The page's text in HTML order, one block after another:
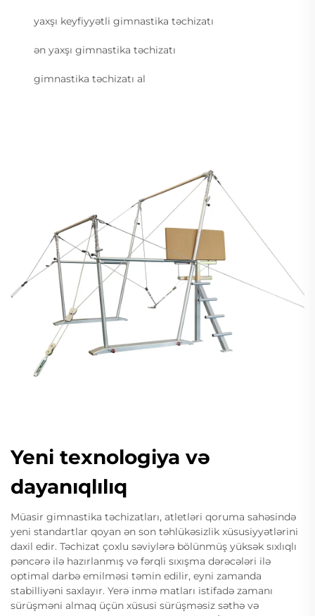
yaxşı keyfiyyətli gimnastika təchizatı
ən yaxşı gimnastika təchizatı
gimnastika təchizatı al
Yeni texnologiya və
dayanıqlılıq
Müasir gimnastika təchizatları, atletləri qoruma sahəsində
yeni standartlar qoyan ən son təhlükəsizlik xüsusiyyətlərini
daxil edir. Təchizat çoxlu səviylərə bölünmüş yüksək sıxlıqlı
pəncərə ilə hazırlanmış və fərqli sıxışma dərəcələri ilə
optimal darbə emilməsi təmin edilir, eyni zamanda
stabilliyəni saxlayır. Yerə inmə matları istifadə zamanı
sürüşməni almaq üçün xüsusi sürüşməsiz səthə və